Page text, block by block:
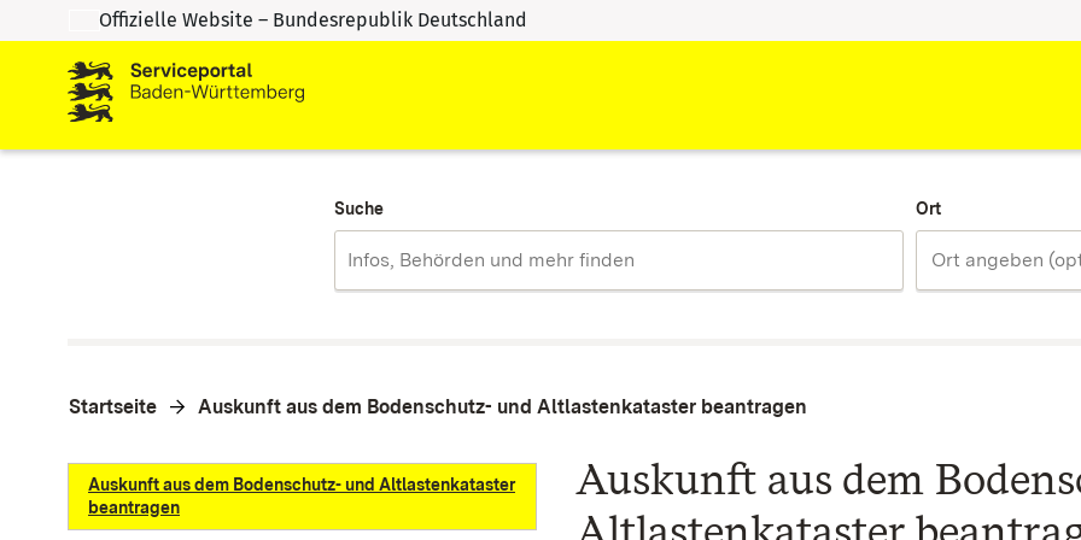
Zum Inhalt springen
Zur Suche springen
Offizielle Website – Bundesrepublik Deutschland
Suche Ort
Startseite Auskunft aus dem Bodenschutz- und Altlastenkataster beantragen
Auskunft aus dem Bodenschutz- und Altlastenkataster
beantragen
Auskunft aus dem